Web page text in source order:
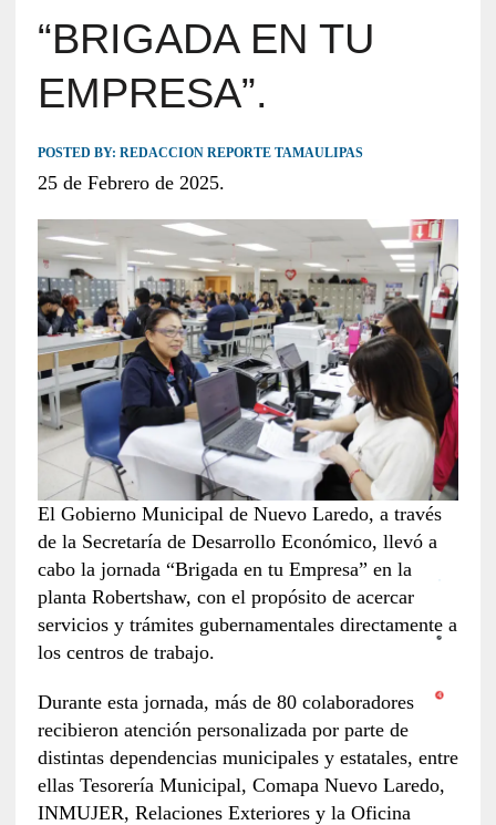
“BRIGADA EN TU
EMPRESA”.
POSTED BY: REDACCION REPORTE TAMAULIPAS
25 de Febrero de 2025.
El Gobierno Municipal de Nuevo Laredo, a través
de la Secretaría de Desarrollo Económico, llevó a
cabo la jornada “Brigada en tu Empresa” en la
planta Robertshaw, con el propósito de acercar
servicios y trámites gubernamentales directamente a
los centros de trabajo.
Durante esta jornada, más de 80 colaboradores
recibieron atención personalizada por parte de
distintas dependencias municipales y estatales, entre
ellas Tesorería Municipal, Comapa Nuevo Laredo,
INMUJER, Relaciones Exteriores y la Oficina